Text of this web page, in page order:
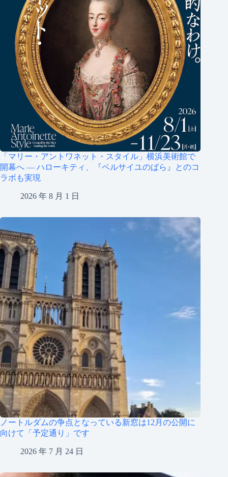
「マリー・アントワネット・スタイル」横浜美術館で
開幕へ ― ハローキティ、『ベルサイユのばら』とのコ
ラボも実現
2026 年 8 月 1 日
ノートルダムの争点となっている新窓は12月の公開に
向けて「予定通り」です
2026 年 7 月 24 日